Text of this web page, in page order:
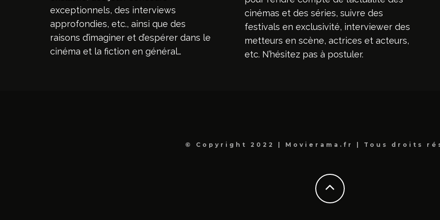
exceptionnels, des interviews
approfondies, etc., ainsi que des
raisons d’imaginer et d’espérer dans le
cinéma et la fiction en général…
cinémas et des séries, suivre des
festivals en exclusivité, interviewer des
metteurs en scène, actrices et acteurs,
etc. N’hésitez pas à postuler.
© Copyright 2022 | Movierama.fr | Tous droits